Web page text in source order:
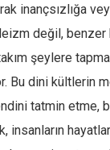
inançsızlığa
değil,
şeylere
Bu dini kültlerin
tatmin etme,
insanların